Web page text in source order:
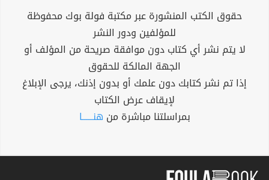
حقوق الكتب المنشورة عبر مكتبة فولة بوك محفوظة
للمؤلفين ودور النشر
لا يتم نشر أي كتاب دون موافقة صريحة من المؤلف أو
الجهة المالكة للحقوق
إذا تم نشر كتابك دون علمك أو بدون إذنك، يرجى الإبلاغ
لإيقاف عرض الكتاب
بمراسلتنا مباشرة من هنــــــا